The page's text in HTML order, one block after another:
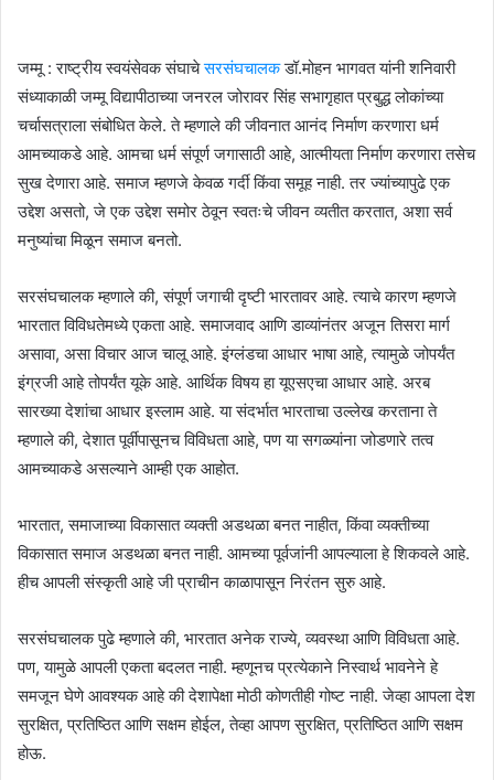
जम्मू : राष्ट्रीय स्वयंसेवक संघाचेसरसंघचालकडॉ.मोहन भागवत यांनी शनिवारी
संध्याकाळी जम्मू विद्यापीठाच्या जनरल जोरावर सिंह सभागृहात प्रबुद्ध लोकांच्या
चर्चासत्राला संबोधित केले. ते म्हणाले की जीवनात आनंद निर्माण करणारा धर्म
आमच्याकडे आहे. आमचा धर्म संपूर्ण जगासाठी आहे, आत्मीयता निर्माण करणारा तसेच
सुख देणारा आहे. समाज म्हणजे केवळ गर्दी किंवा समूह नाही. तर ज्यांच्यापुढे एक
उद्देश असतो, जे एक उद्देश समोर ठेवून स्वतःचे जीवन व्यतीत करतात, अशा सर्व
मनुष्यांचा मिळून समाज बनतो.
सरसंघचालक म्हणाले की, संपूर्ण जगाची दृष्टी भारतावर आहे. त्याचे कारण म्हणजे
भारतात विविधतेमध्ये एकता आहे. समाजवाद आणि डाव्यांनंतर अजून तिसरा मार्ग
असावा, असा विचार आज चालू आहे. इंग्लंडचा आधार भाषा आहे, त्यामुळे जोपर्यंत
इंग्रजी आहे तोपर्यंत यूके आहे. आर्थिक विषय हा यूएसएचा आधार आहे. अरब
सारख्या देशांचा आधार इस्लाम आहे. या संदर्भात भारताचा उल्लेख करताना ते
म्हणाले की, देशात पूर्वीपासूनच विविधता आहे, पण या सगळ्यांना जोडणारे तत्व
आमच्याकडे असल्याने आम्ही एक आहोत.
भारतात, समाजाच्या विकासात व्यक्ती अडथळा बनत नाहीत, किंवा व्यक्तीच्या
विकासात समाज अडथळा बनत नाही. आमच्या पूर्वजांनी आपल्याला हे शिकवले आहे.
हीच आपली संस्कृती आहे जी प्राचीन काळापासून निरंतन सुरु आहे.
सरसंघचालक पुढे म्हणाले की, भारतात अनेक राज्ये, व्यवस्था आणि विविधता आहे.
पण, यामुळे आपली एकता बदलत नाही. म्हणूनच प्रत्येकाने निस्वार्थ भावनेने हे
समजून घेणे आवश्यक आहे की देशापेक्षा मोठी कोणतीही गोष्ट नाही. जेव्हा आपला देश
सुरक्षित, प्रतिष्ठित आणि सक्षम होईल, तेव्हा आपण सुरक्षित, प्रतिष्ठित आणि सक्षम
होऊ.